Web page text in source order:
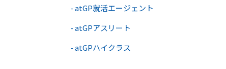
- atGP就活エージェント
- atGPアスリート
- atGPハイクラス